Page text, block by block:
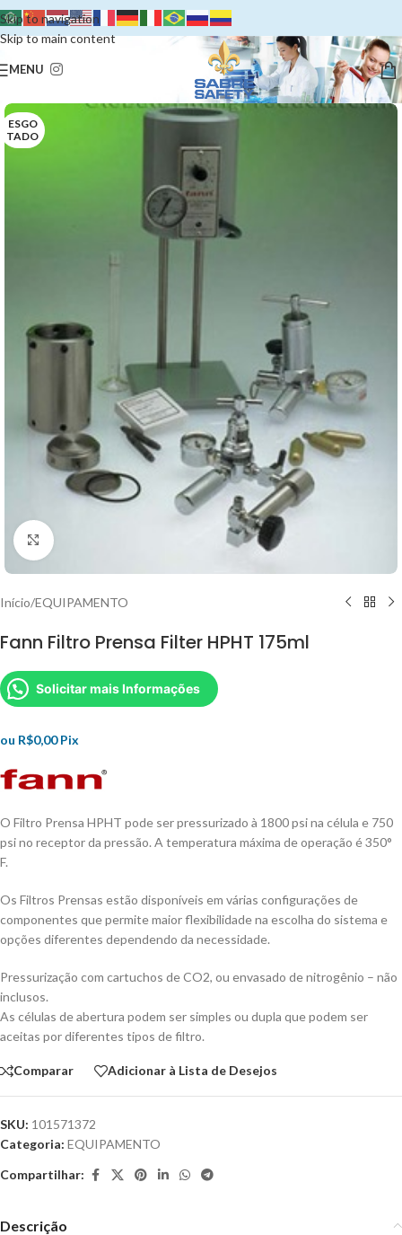
Skip to navigation
Skip to main content
MENU
ESGO
TADO
Clique para ampliar
Início/EQUIPAMENTO
Fann Filtro Prensa Filter HPHT 175ml
Solicitar mais Informações
ou R$0,00 Pix
O Filtro Prensa HPHT pode ser pressurizado à 1800 psi na célula e 750
psi no receptor da pressão. A temperatura máxima de operação é 350°
F.
Os Filtros Prensas estão disponíveis em várias configurações de
componentes que permite maior flexibilidade na escolha do sistema e
opções diferentes dependendo da necessidade.
Pressurização com cartuchos de CO2, ou envasado de nitrogênio – não
inclusos.
As células de abertura podem ser simples ou dupla que podem ser
aceitas por diferentes tipos de filtro.
Comparar Adicionar à Lista de Desejos
SKU: 101571372
Categoria: EQUIPAMENTO
Compartilhar:
Descrição